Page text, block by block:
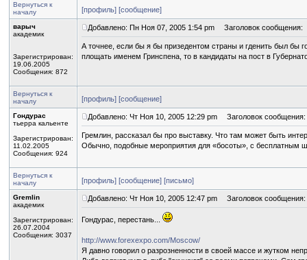
Вернуться к
началу
[профиль] [сообщение]
варыч
академик
Зарегистрирован:
19.06.2005
Сообщения: 872
Добавлено: Пн Ноя 07, 2005 1:54 pm Заголовок сообщения:
А точнее, если бы я бы призедентом страны и гденить был бы
площать именем Гринспена, то в кандидаты на пост в
Вернуться к
началу
[профиль] [сообщение]
Гондурас
тьерра кальенте
Зарегистрирован:
11.02.2005
Сообщения: 924
Добавлено: Чт Ноя 10, 2005 12:29 pm Заголовок сообщения:
Гремлин, рассказал бы про выставку. Что там может быть
Обычно, подобные мероприятия для «босоты», с бесплатным
Вернуться к
началу
[профиль] [сообщение] [письмо]
Gremlin
академик
Зарегистрирован:
26.07.2004
Сообщения: 3037
Добавлено: Чт Ноя 10, 2005 12:47 pm Заголовок сообщения:
Гондурас, перестань...
http://www.forexexpo.com/Moscow/
Я давно говорил о разрозненности в своей массе и жутком